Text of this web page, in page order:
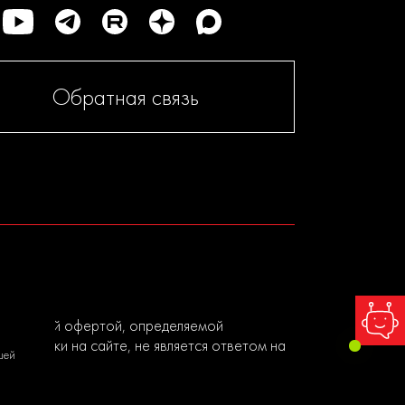
Обратная связь
офертой, определяемой
на сайте, не является ответом на